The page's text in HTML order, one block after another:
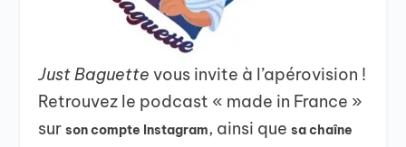
Just Baguettevous invite à l’apérovision !
Retrouvez le podcast « made in France »
surson compte Instagram, ainsi quesa chaîne